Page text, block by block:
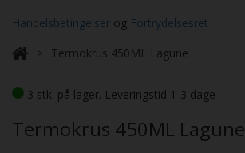
Handelsbetingelser og Fortrydelsesret
Termokrus 450ML Lagune
3 stk. på lager. Leveringstid 1-3 dage
Termokrus 450ML Lagune